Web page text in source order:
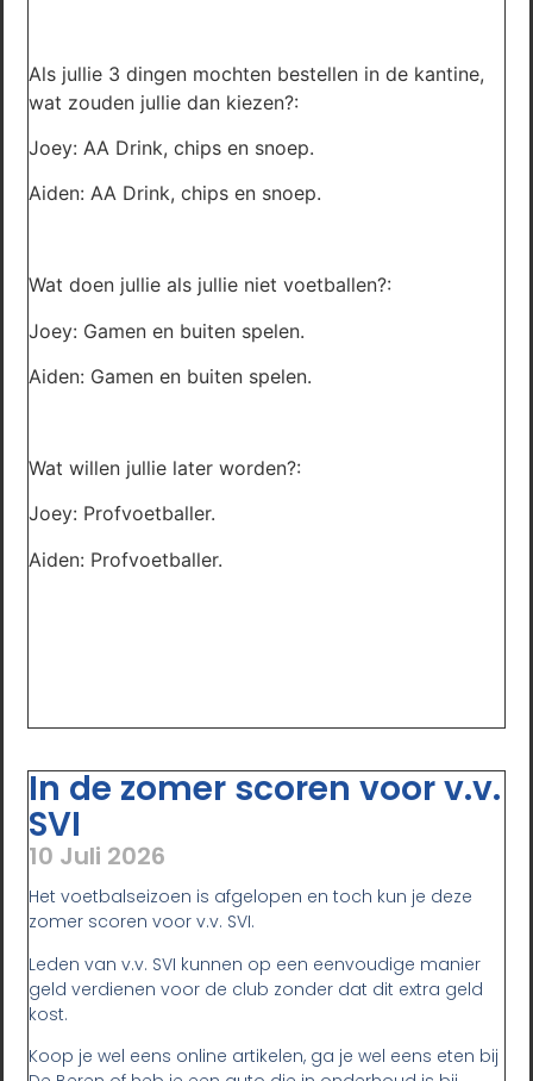
Als jullie 3 dingen mochten bestellen in de kantine,
wat zouden jullie dan kiezen?:
Joey: AA Drink, chips en snoep.
Aiden: AA Drink, chips en snoep.
Wat doen jullie als jullie niet voetballen?:
Joey: Gamen en buiten spelen.
Aiden: Gamen en buiten spelen.
Wat willen jullie later worden?:
Joey: Profvoetballer.
Aiden: Profvoetballer.
In de zomer scoren voor v.v.
SVI
10 Juli 2026
Het voetbalseizoen is afgelopen en toch kun je deze
zomer scoren voor v.v. SVI.
Leden van v.v. SVI kunnen op een eenvoudige manier
geld verdienen voor de club zonder dat dit extra geld
kost.
Koop je wel eens online artikelen, ga je wel eens eten bij